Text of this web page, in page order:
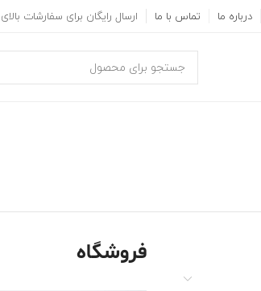
درباره ما تماس با ما ارسال رایگان برای سفارشات بالای 250 تومان
فروشگاه